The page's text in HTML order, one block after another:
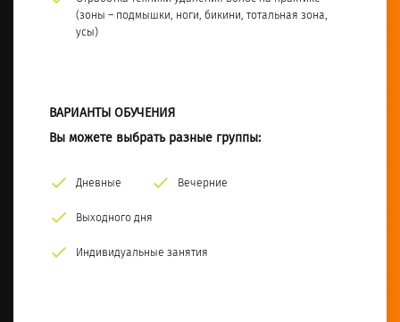
(зоны – подмышки, ноги, бикини, тотальная зона,
усы)
ВАРИАНТЫ ОБУЧЕНИЯ
Вы можете выбрать разные группы:
Дневные Вечерние
Выходного дня
Индивидуальные занятия